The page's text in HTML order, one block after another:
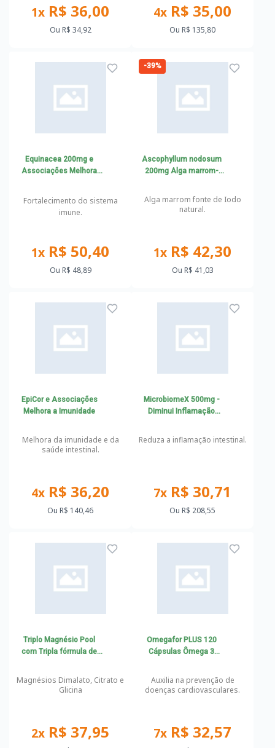
1x R$ 36,00
Ou R$ 34,92
4x R$ 35,00
Ou R$ 135,80
Equinacea 200mg e
Associações Melhora
Fortalecimento do sistema
imune.
1x R$ 50,40
Ou R$ 48,89
-39%
Ascophyllum nodosum
200mg Alga marrom-
Alga marrom fonte de Iodo
natural.
1x R$ 42,30
Ou R$ 41,03
EpiCor e Associações
Melhora a Imunidade
Melhora da imunidade e da
saúde intestinal.
4x R$ 36,20
Ou R$ 140,46
MicrobiomeX 500mg -
Diminui Inflamação
Imunidade
Reduza a inflamação intestinal.
7x R$ 30,71
Ou R$ 208,55
Triplo Magnésio Pool
com Tripla fórmula de
Magnésios Dimalato, Citrato e
Glicina
2x R$ 37,95
Omegafor PLUS 120
Cápsulas Ômega 3
Auxilia na prevenção de
doenças cardiovasculares.
7x R$ 32,57